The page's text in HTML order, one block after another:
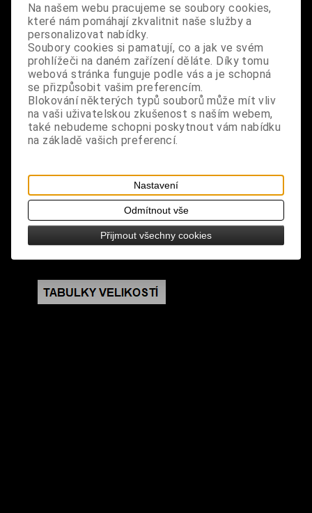
Dodání dny:skladem
ks
Koupit
Tabulky velikostí: zde
Výrobce:import UK
Katalogové číslo: DORHOBOBPUS0778
Záruka (měsíců):24
Dotaz na výrobek
Tisk
design: černá barva, 15 kovových ostnů o výšce 1,3
cm, zapínání na patent
rozměry: šířka 2-7,5 cm, celková délka 41,5 cm
Na našem webu pracujeme se soubory cookies,
které nám pomáhají zkvalitnit naše služby a
personalizovat nabídky.
Soubory cookies si pamatují, co a jak ve svém
prohlížeči na daném zařízení děláte. Díky tomu
webová stránka funguje podle vás a je schopná
se přizpůsobit vašim preferencím.
Blokování některých typů souborů může mít vliv
na vaši uživatelskou zkušenost s naším webem,
také nebudeme schopni poskytnout vám nabídku
na základě vašich preferencí.
Nastavení
Odmítnout vše
Přijmout všechny cookies